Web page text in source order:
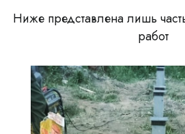
Ниже представлена лишь
работ